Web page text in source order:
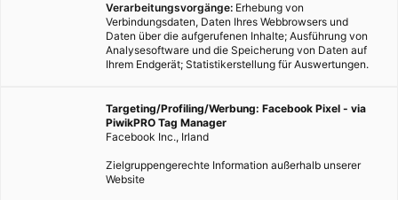
Verarbeitungsvorgänge: Erhebung von
Verbindungsdaten, Daten Ihres Webbrowsers und
Daten über die aufgerufenen Inhalte; Ausführung von
Analysesoftware und die Speicherung von Daten auf
Ihrem Endgerät; Statistikerstellung für Auswertungen.
Targeting/Profiling/Werbung: Facebook Pixel - via
PiwikPRO Tag Manager
Facebook Inc., Irland
Zielgruppengerechte Information außerhalb unserer
Website